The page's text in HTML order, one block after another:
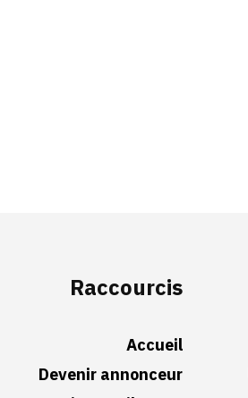
Raccourcis
Accueil
Devenir annonceur